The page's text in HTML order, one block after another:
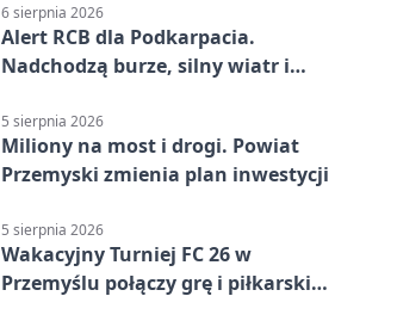
6 sierpnia 2026
Alert RCB dla Podkarpacia.
Nadchodzą burze, silny wiatr i
5 sierpnia 2026
Miliony na most i drogi. Powiat
Przemyski zmienia plan inwestycji
5 sierpnia 2026
Wakacyjny Turniej FC 26 w
Przemyślu połączy grę i piłkarski